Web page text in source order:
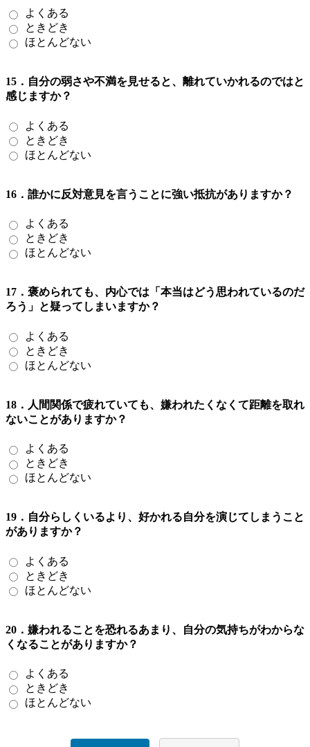
よくある
ときどき
ほとんどない
15．自分の弱さや不満を見せると、離れていかれるのではと
感じますか？
よくある
ときどき
ほとんどない
16．誰かに反対意見を言うことに強い抵抗がありますか？
よくある
ときどき
ほとんどない
17．褒められても、内心では「本当はどう思われているのだ
ろう」と疑ってしまいますか？
よくある
ときどき
ほとんどない
18．人間関係で疲れていても、嫌われたくなくて距離を取れ
ないことがありますか？
よくある
ときどき
ほとんどない
19．自分らしくいるより、好かれる自分を演じてしまうこと
がありますか？
よくある
ときどき
ほとんどない
20．嫌われることを恐れるあまり、自分の気持ちがわからな
くなることがありますか？
よくある
ときどき
ほとんどない